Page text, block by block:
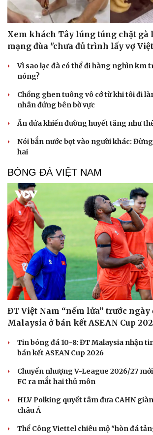
Xem khách Tây lúng túng chặt gà
mạng đùa "chưa đủ trình lấy vợ
Vì sao lạc đà có thể đi hàng nghìn km
nóng?
Chồng ghen tuông vô cớ từ khi tôi đi
nhân đứng bên bờ vực
Ăn dứa khiến đường huyết tăng như
Nói bắn nước bọt vào người khác:
hai
BÓNG ĐÁ VIỆT NAM
ĐT Việt Nam “nếm lửa” trước ngày
Malaysia ở bán kết ASEAN Cup
Tin bóng đá 10-8: ĐT Malaysia nhận
bán kết ASEAN Cup 2026
Chuyển nhượng V-League 2026/27
FC ra mắt hai thủ môn
HLV Polking quyết tâm đưa CAHN
châu Á
Thể Công Viettel chiêu mộ "hòn đá